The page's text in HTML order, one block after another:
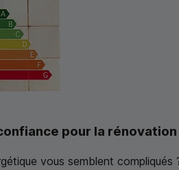
pour la
vous semblent